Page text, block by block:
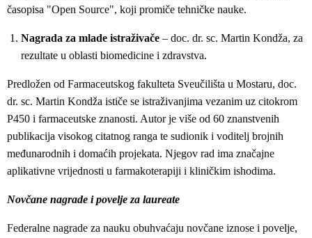
časopisa "Open Source", koji promiče tehničke nauke.
Nagrada za mlade istraživače – doc. dr. sc. Martin Kondža, za
rezultate u oblasti biomedicine i zdravstva.
Predložen od Farmaceutskog fakulteta Sveučilišta u Mostaru, doc.
dr. sc. Martin Kondža ističe se istraživanjima vezanim uz citokrom
P450 i farmaceutske znanosti. Autor je više od 60 znanstvenih
publikacija visokog citatnog ranga te sudionik i voditelj brojnih
međunarodnih i domaćih projekata. Njegov rad ima značajne
aplikativne vrijednosti u farmakoterapiji i kliničkim ishodima.
Novčane nagrade i povelje za laureate
Federalne nagrade za nauku obuhvaćaju novčane iznose i povelje,